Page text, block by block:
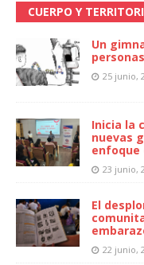
CUERPO Y
Un
25 junio,
Inicia la
nuevas
enfoque
23 junio,
El
22 junio,